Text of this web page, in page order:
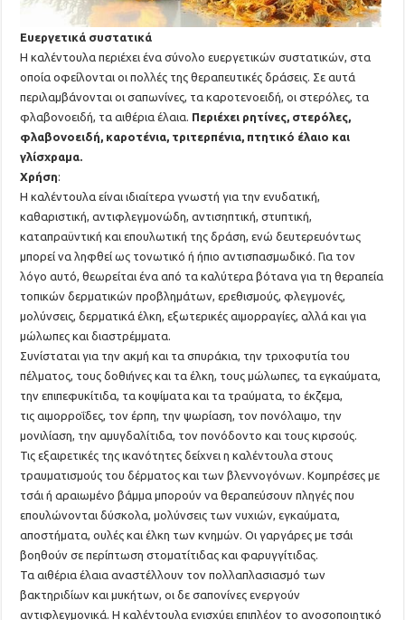
Ευεργετικά συστατικά
Η καλέντουλα περιέχει ένα σύνολο ευεργετικών συστατικών, στα
οποία οφείλονται οι πολλές της θεραπευτικές δράσεις. Σε αυτά
περιλαμβάνονται οι σαπωνίνες, τα καροτενοειδή, οι στερόλες, τα
φλαβονοειδή, τα αιθέρια έλαια. Περιέχει ρητίνες, στερόλες,
φλαβονοειδή, καροτένια, τριτερπένια, πτητικό έλαιο και
γλίσχραμα.
Χρήση:
Η καλέντουλα είναι ιδιαίτερα γνωστή για την ενυδατική,
καθαριστική, αντιφλεγμονώδη, αντισηπτική, στυπτική,
καταπραϋντική και επουλωτική της δράση, ενώ δευτερευόντως
μπορεί να ληφθεί ως τονωτικό ή ήπιο αντισπασμωδικό. Για τον
λόγο αυτό, θεωρείται ένα από τα καλύτερα βότανα για τη θεραπεία
τοπικών δερματικών προβλημάτων, ερεθισμούς, φλεγμονές,
μολύνσεις, δερματικά έλκη, εξωτερικές αιμορραγίες, αλλά και για
μώλωπες και διαστρέμματα.
Συνίσταται για την ακμή και τα σπυράκια, την τριχοφυτία του
πέλματος, τους δοθιήνες και τα έλκη, τους μώλωπες, τα εγκαύματα,
την επιπεφυκίτιδα, τα κοψίματα και τα τραύματα, το έκζεμα,
τις αιμορροΐδες, τον έρπη, την ψωρίαση, τον πονόλαιμο, την
μονιλίαση, την αμυγδαλίτιδα, τον πονόδοντο και τους κιρσούς.
Τις εξαιρετικές της ικανότητες δείχνει η καλέντουλα στους
τραυματισμούς του δέρματος και των βλεννογόνων. Κομπρέσες με
τσάι ή αραιωμένο βάμμα μπορούν να θεραπεύσουν πληγές που
επουλώνονται δύσκολα, μολύνσεις των νυχιών, εγκαύματα,
αποστήματα, ουλές και έλκη των κνημών. Οι γαργάρες με τσάι
βοηθούν σε περίπτωση στοματίτιδας και φαρυγγίτιδας.
Τα αιθέρια έλαια αναστέλλουν τον πολλαπλασιασμό των
βακτηριδίων και μυκήτων, οι δε σαπονίνες ενεργούν
αντιφλεγμονικά. Η καλέντουλα ενισχύει επιπλέον το ανοσοποιητικό